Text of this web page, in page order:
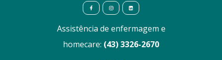
Assistência de enfermagem e
homecare: (43) 3326-2670